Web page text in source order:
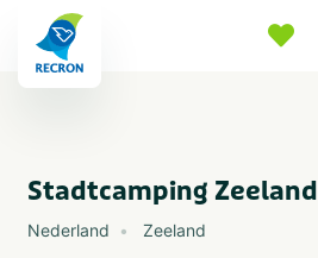
Stadtcamping Zeeland
Nederland
Zeeland